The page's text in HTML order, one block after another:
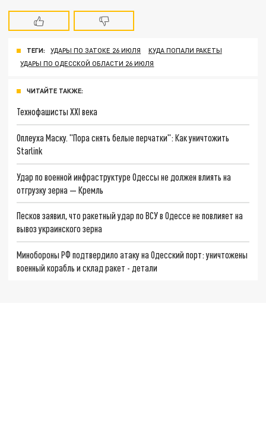
ТЕГИ: УДАРЫ ПО ЗАТОКЕ 26 ИЮЛЯ
КУДА ПОПАЛИ РАКЕТЫ
УДАРЫ ПО ОДЕССКОЙ ОБЛАСТИ 26 ИЮЛЯ
ЧИТАЙТЕ ТАКЖЕ:
Технофашисты XXI века
Оплеуха Маску. "Пора снять белые перчатки": Как уничтожить
Starlink
Удар по военной инфраструктуре Одессы не должен влиять на
отгрузку зерна — Кремль
Песков заявил, что ракетный удар по ВСУ в Одессе не повлияет на
вывоз украинского зерна
Минобороны РФ подтвердило атаку на Одесский порт: уничтожены
военный корабль и склад ракет - детали